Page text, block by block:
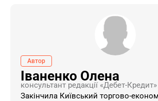
Автор
Іваненко Олена
консультант редакції «Дебет-Кредит»
Закінчила Київський торгово-